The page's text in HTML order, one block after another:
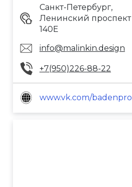
Санкт-Петербург,
Ленинский проспект
140Е
info@malinkin.design
+7(950)226-88-22
www.vk.com/badenpro